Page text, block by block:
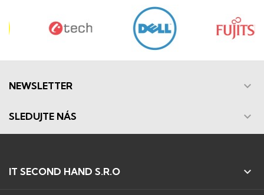
NEWSLETTER 
SLEDUJTE NÁS 
IT SECOND HAND S.R.O 